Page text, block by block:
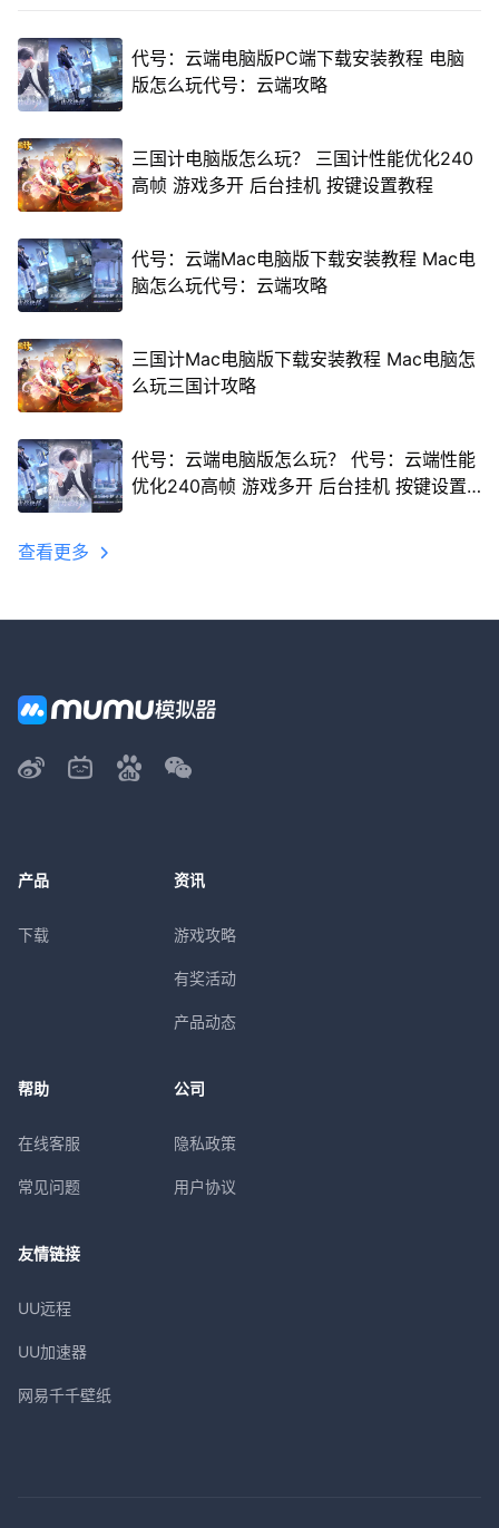
代号：云端电脑版PC端下载安装教程 电脑
版怎么玩代号：云端攻略
三国计电脑版怎么玩？ 三国计性能优化240
高帧 游戏多开 后台挂机 按键设置教程
代号：云端Mac电脑版下载安装教程 Mac电
脑怎么玩代号：云端攻略
三国计Mac电脑版下载安装教程 Mac电脑怎
么玩三国计攻略
代号：云端电脑版怎么玩？ 代号：云端性能
优化240高帧 游戏多开 后台挂机 按键设置
查看更多
产品
下载
资讯
游戏攻略
有奖活动
产品动态
帮助
在线客服
常见问题
公司
隐私政策
用户协议
友情链接
UU远程
UU加速器
网易千千壁纸